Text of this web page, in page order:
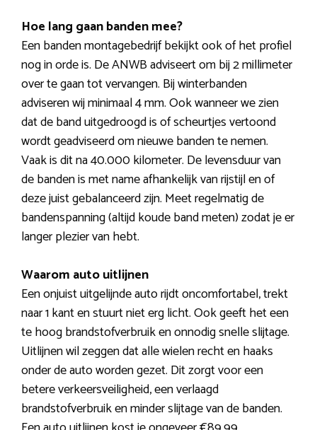
Hoe lang gaan banden mee?
Een banden montagebedrijf bekijkt ook of het profiel
nog in orde is. De ANWB adviseert om bij 2 millimeter
over te gaan tot vervangen. Bij winterbanden
adviseren wij minimaal 4 mm. Ook wanneer we zien
dat de band uitgedroogd is of scheurtjes vertoond
wordt geadviseerd om nieuwe banden te nemen.
Vaak is dit na 40.000 kilometer. De levensduur van
de banden is met name afhankelijk van rijstijl en of
deze juist gebalanceerd zijn. Meet regelmatig de
bandenspanning (altijd koude band meten) zodat je er
langer plezier van hebt.
Waarom auto uitlijnen
Een onjuist uitgelijnde auto rijdt oncomfortabel, trekt
naar 1 kant en stuurt niet erg licht. Ook geeft het een
te hoog brandstofverbruik en onnodig snelle slijtage.
Uitlijnen wil zeggen dat alle wielen recht en haaks
onder de auto worden gezet. Dit zorgt voor een
betere verkeersveiligheid, een verlaagd
brandstofverbruik en minder slijtage van de banden.